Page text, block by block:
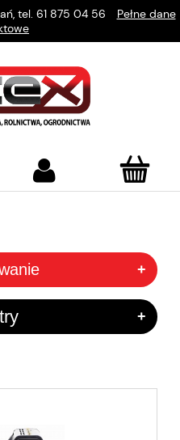
tel. 61 875 04 56
Pełne dane
+
+